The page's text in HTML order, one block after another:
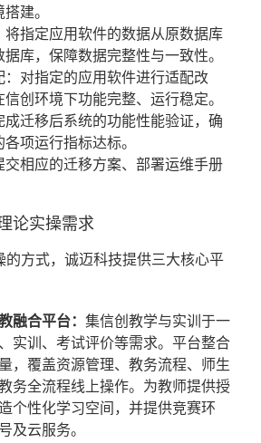
建。
将指定应用软件的数据从原数据库
库，保障数据完整性与一致性。
：对指定的应用软件进行适配改
创环境下功能完整、运行稳定。
成迁移后系统的功能性能验证，确
项运行指标达标。
交相应的迁移方案、部署运维手册
论实操需求
的方式，诚迈科技提供三大核心平
融合平台： 集信创教学与实训于一
实训、考试评价等需求。平台整合
，覆盖资源管理、教务流程、师生
务全流程线上操作。为教师提供授
个性化学习空间，并提供竞赛环
及云服务。